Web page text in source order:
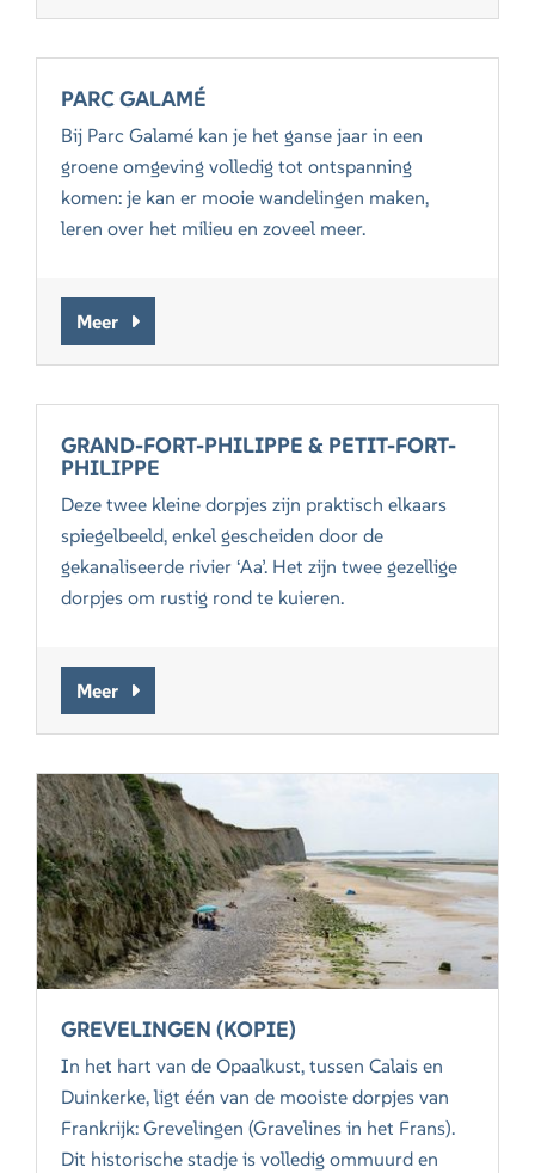
PARC GALAMÉ
Bij Parc Galamé kan je het ganse jaar in een
groene omgeving volledig tot ontspanning
komen: je kan er mooie wandelingen maken,
leren over het milieu en zoveel meer.
Meer
GRAND-FORT-PHILIPPE & PETIT-FORT-
PHILIPPE
Deze twee kleine dorpjes zijn praktisch elkaars
spiegelbeeld, enkel gescheiden door de
gekanaliseerde rivier ‘Aa’. Het zijn twee gezellige
dorpjes om rustig rond te kuieren.
Meer
GREVELINGEN (KOPIE)
In het hart van de Opaalkust, tussen Calais en
Duinkerke, ligt één van de mooiste dorpjes van
Frankrijk: Grevelingen (Gravelines in het Frans).
Dit historische stadje is volledig ommuurd en